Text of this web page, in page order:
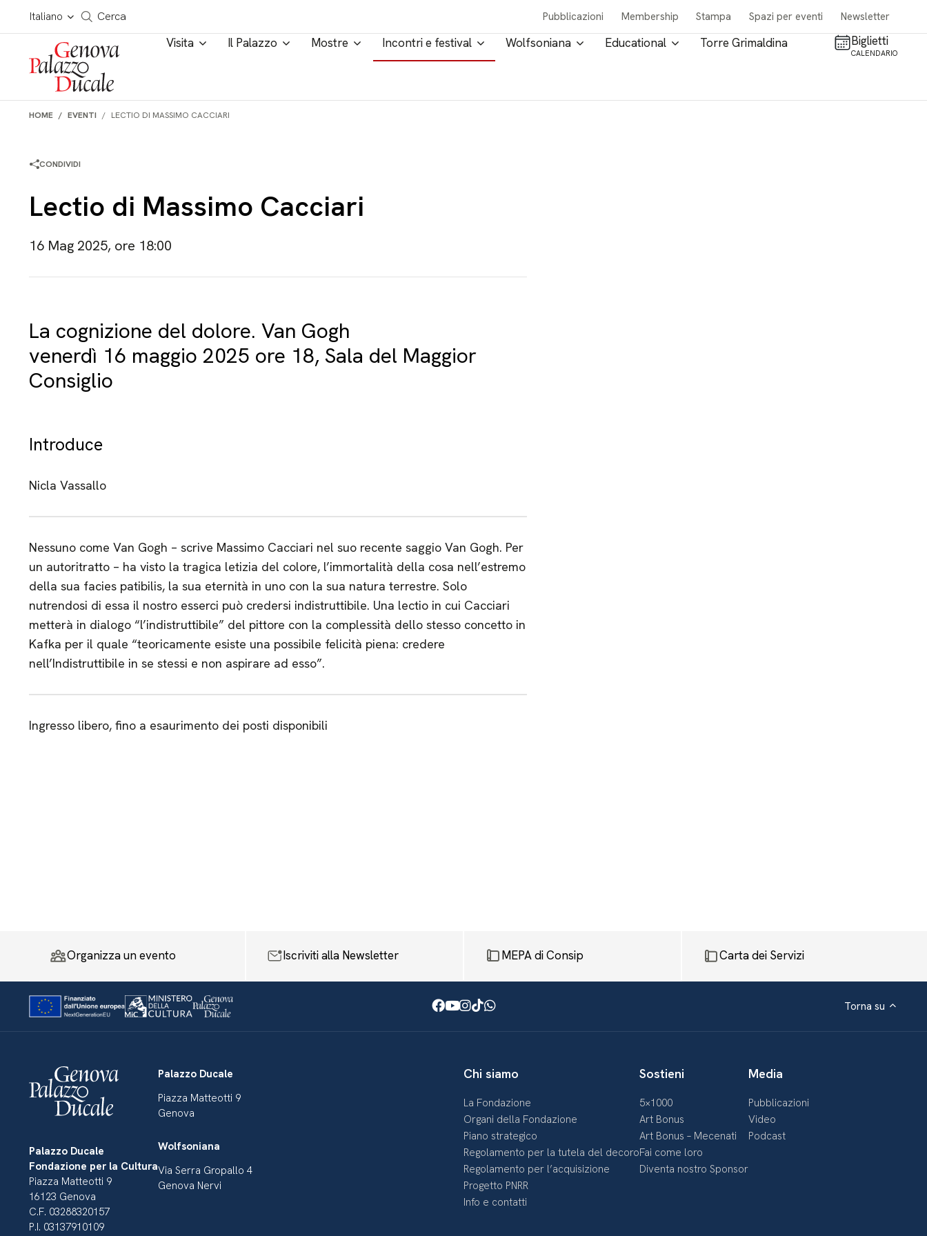
Salta al contenuto
Italiano
Cerca in tutto il sito
Cerca Pubblicazioni Membership Stampa Spazi per eventi Newsletter
Visita Il Palazzo Mostre Incontri e festival Wolfsoniana Educational Torre Grimaldina Biglietti
CALENDARIO
HOME EVENTI LECTIO DI MASSIMO CACCIARI
CONDIVIDI
Lectio di Massimo Cacciari
16 Mag 2025, ore 18:00
La cognizione del dolore. Van Gogh
venerdì 16 maggio 2025 ore 18, Sala del Maggior
Consiglio
Introduce
Nicla Vassallo
Nessuno come Van Gogh – scrive Massimo Cacciari nel suo recente saggio Van Gogh. Per
un autoritratto – ha visto la tragica letizia del colore, l’immortalità della cosa nell’estremo
della sua facies patibilis, la sua eternità in uno con la sua natura terrestre. Solo
nutrendosi di essa il nostro esserci può credersi indistruttibile. Una lectio in cui Cacciari
metterà in dialogo “l’indistruttibile” del pittore con la complessità dello stesso concetto in
Kafka per il quale “teoricamente esiste una possibile felicità piena: credere
nell’Indistruttibile in se stessi e non aspirare ad esso”.
Ingresso libero, fino a esaurimento dei posti disponibili
Organizza un evento Iscriviti alla Newsletter MEPA di Consip Carta dei Servizi
Facebook
Youtube
Instagram
TikTok
WhatsApp Torna su
Palazzo Ducale
Fondazione per la Cultura
Piazza Matteotti 9
16123 Genova
C.F. 03288320157
P.I. 03137910109
Palazzo Ducale
Piazza Matteotti 9
Genova
Wolfsoniana
Via Serra Gropallo 4
Genova Nervi
Chi siamo
La Fondazione
Organi della Fondazione
Piano strategico
Regolamento per la tutela del decoro
Regolamento per l’acquisizione
Progetto PNRR
Info e contatti
Sostieni
5×1000
Art Bonus
Art Bonus – Mecenati
Fai come loro
Diventa nostro Sponsor
Media
Pubblicazioni
Video
Podcast